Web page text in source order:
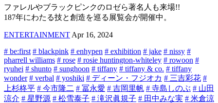
ファレルやブラックピンクのロゼら著名人も来場!!
187年にわたる技と創造を巡る展覧会が開催中。
ENTERTAINMENT Apr 16, 2024
# be:first # blackpink # enhypen # exhibition # jake # nissy #
pharrell williams # rose # rosie huntington-whiteley # rowoon #
ryuhei # shunto # sunghoon # tiffany # tiffany & co. # tiffany
wonder # verbal # yoshiki # ディーン・フジオカ # 三吉彩花 #
上杉柊平 # 今市隆二 # 冨永愛 # 吉岡里帆 # 寺島しのぶ # 山田
涼介 # 星野源 # 松雪泰子 # 滝沢眞規子 # 田中みな実 # 米倉涼